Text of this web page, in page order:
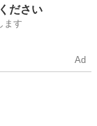
ださい
ます
Ad